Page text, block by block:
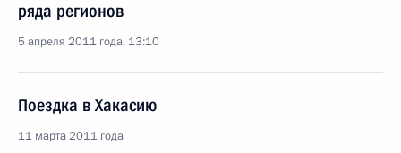
ряда регионов
5 апреля 2011 года, 13:10
Поездка в Хакасию
11 марта 2011 года